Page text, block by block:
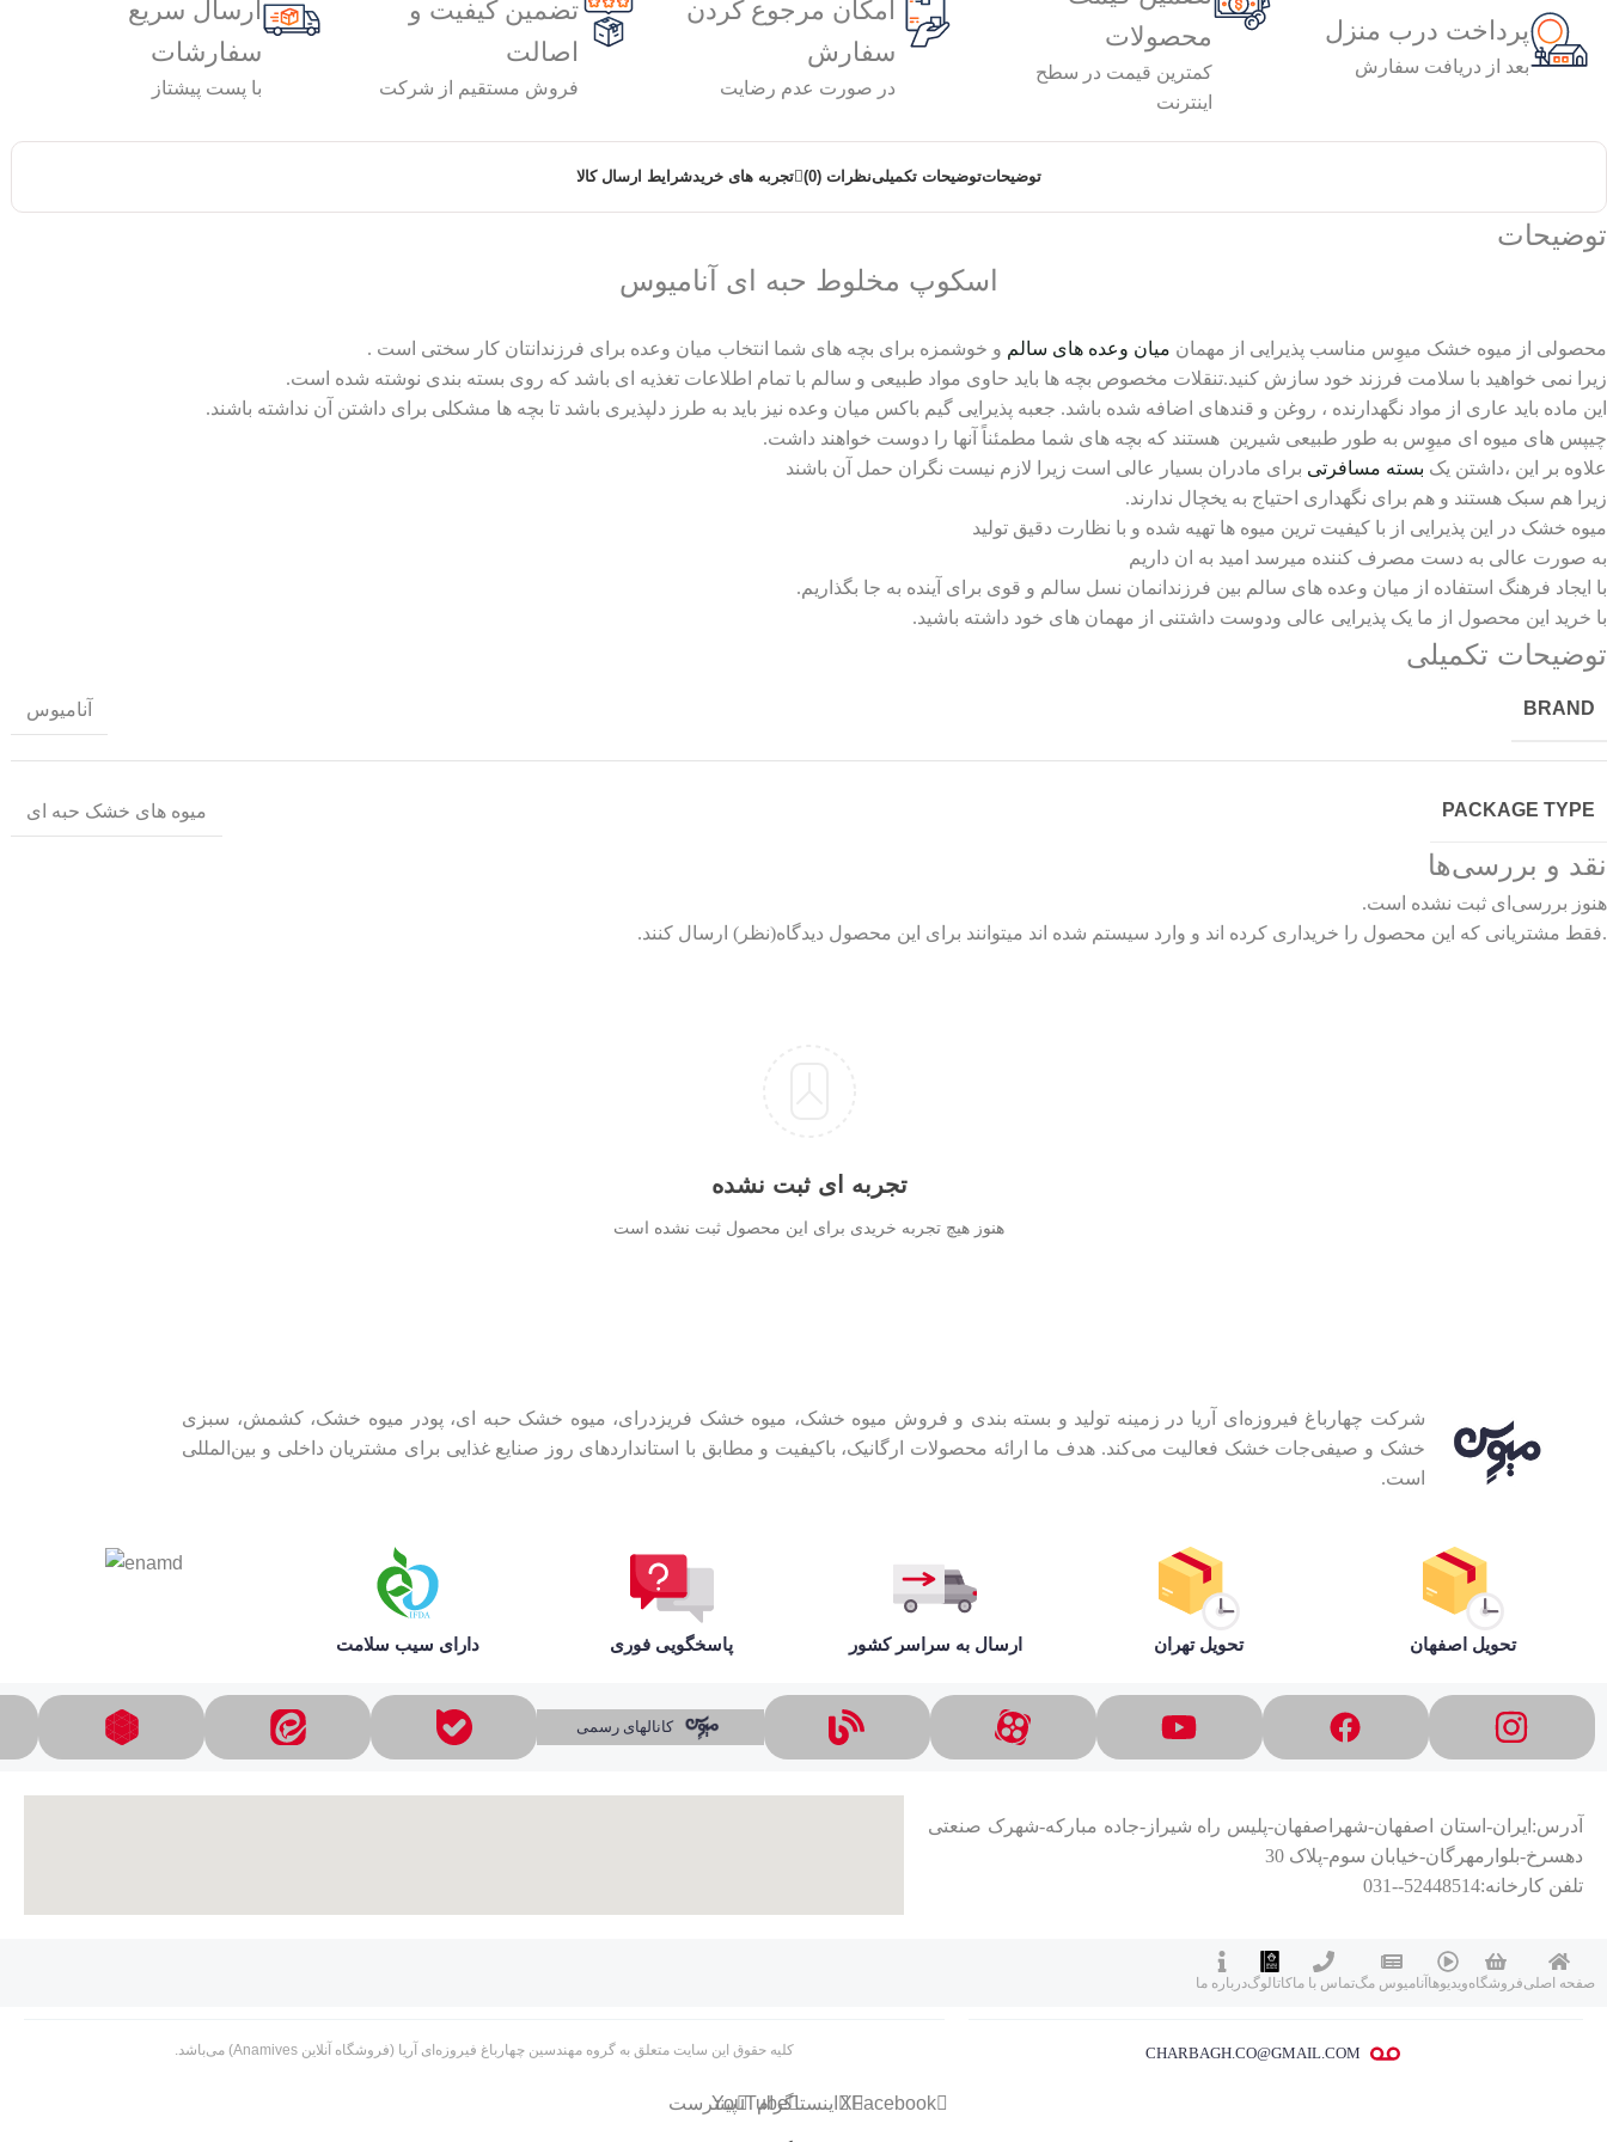
پرداخت درب منزل
بعد از دریافت سفارش
محصولات
کمترین قیمت در سطح
اینترنت
امکان مرجوع کردن
سفارش
در صورت عدم رضایت
تضمین کیفیت و
اصالت
فروش مستقیم از شرکت
ارسال سریع
سفارشات
با پست پیشتاز
توضیحاتتوضیحات تکمیلینظرات (0) تجربه های خریدشرایط ارسال کالا
توضیحات
اسکوپ مخلوط حبه ای آنامیوس
محصولی از میوه خشک میوِس مناسب پذیرایی از مهمان میان وعده های سالم و خوشمزه برای بچه های شما انتخاب میان وعده برای فرزندانتان کار سختی است .
زیرا نمی خواهید با سلامت فرزند خود سازش کنید.تنقلات مخصوص بچه ها باید حاوی مواد طبیعی و سالم با تمام اطلاعات تغذیه ای باشد که روی بسته بندی نوشته شده است.
این ماده باید عاری از مواد نگهدارنده ، روغن و قندهای اضافه شده باشد. جعبه پذیرایی گیم باکس میان وعده نیز باید به طرز دلپذیری باشد تا بچه ها مشکلی برای داشتن آن نداشته باشند.
چیپس های میوه ای میوِس به طور طبیعی شیرین هستند که بچه های شما مطمئناً آنها را دوست خواهند داشت.
علاوه بر این ،داشتن یک بسته مسافرتی برای مادران بسیار عالی است زیرا لازم نیست نگران حمل آن باشند
زیرا هم سبک هستند و هم برای نگهداری احتیاج به یخچال ندارند.
میوه خشک در این پذیرایی از با کیفیت ترین میوه ها تهیه شده و با نظارت دقیق تولید
به صورت عالی به دست مصرف کننده میرسد امید به ان داریم
با ایجاد فرهنگ استفاده از میان وعده های سالم بین فرزندانمان نسل سالم و قوی برای آینده به جا بگذاریم.
با خرید این محصول از ما یک پذیرایی عالی ودوست داشتنی از مهمان های خود داشته باشید.
توضیحات تکمیلی
BRAND آنامیوس
PACKAGE TYPE میوه های خشک حبه ای
نقد و بررسی‌ها
هنوز بررسی‌ای ثبت نشده است.
.فقط مشتریانی که این محصول را خریداری کرده اند و وارد سیستم شده اند میتوانند برای این محصول دیدگاه(نظر) ارسال کنند.
تجربه ای ثبت نشده
هنوز هیچ تجربه خریدی برای این محصول ثبت نشده است
شرکت چهارباغ فیروزه‌ای آریا در زمینه تولید و بسته بندی و فروش میوه خشک، میوه خشک فریزدرای، میوه خشک حبه ای، پودر میوه خشک، کشمش، سبزی
خشک و صیفی‌جات خشک فعالیت می‌کند. هدف ما ارائه محصولات ارگانیک، باکیفیت و مطابق با استانداردهای روز صنایع غذایی برای مشتریان داخلی و بین‌المللی
است.
تحویل اصفهان تحویل تهران ارسال به سراسر کشور پاسخگویی فوری دارای سیب سلامت
کانالهای رسمی
آدرس:ایران-استان اصفهان-شهراصفهان-پلیس راه شیراز-جاده مبارکه-شهرک صنعتی
دهسرخ-بلوارمهرگان-خیابان سوم-پلاک 30
تلفن کارخانه:52448514--031
صفحه اصلیفروشگاهویدیوها آنامیوس مگتماس با ماکاتالوگدرباره ما
CHARBAGH.CO@GMAIL.COM کلیه حقوق این سایت متعلق به گروه مهندسین چهارباغ فیروزه‌ای آریا (فروشگاه آنلاین Anamives) می‌باشد.
Facebook
X اینستاگرامYouTubeپینترست